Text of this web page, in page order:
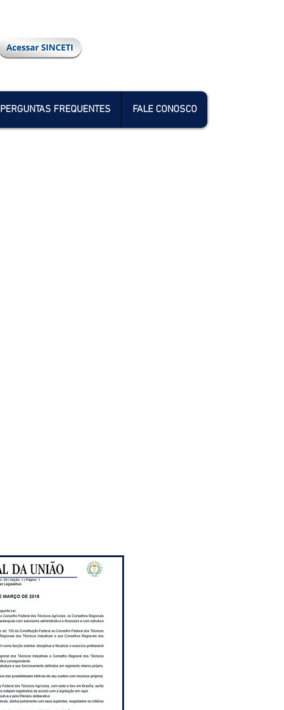
PERGUNTAS FREQUENTES FALE CONOSCO